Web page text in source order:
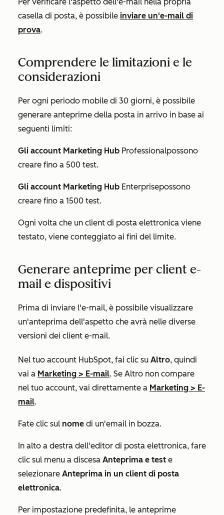
casella di posta, è possibile inviare un'e-mail di
prova.
Comprendere le limitazioni e le
considerazioni
Per ogni periodo mobile di 30 giorni, è possibile
generare anteprime della posta in arrivo in base ai
seguenti limiti:
Gli account Marketing Hub Professionalpossono
creare fino a 500 test.
Gli account Marketing Hub Enterprisepossono
creare fino a 1500 test.
Ogni volta che un client di posta elettronica viene
testato, viene conteggiato ai fini del limite.
Generare anteprime per client e-
mail e dispositivi
Prima di inviare l'e-mail, è possibile visualizzare
un'anteprima dell'aspetto che avrà nelle diverse
versioni dei client e-mail.
Nel tuo account HubSpot, fai clic su Altro, quindi
vai a Marketing > E-mail. Se Altro non compare
nel tuo account, vai direttamente a Marketing > E-
mail.
Fate clic sul nome di un'email in bozza.
In alto a destra dell'editor di posta elettronica, fare
clic sul menu a discesa Anteprima e test e
selezionare Anteprima in un client di posta
elettronica.
Per impostazione predefinita, le anteprime